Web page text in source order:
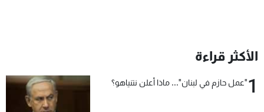
الأكثر قراءة
1"عمل حازم في لبنان"... ماذا أعلن نتنياهو؟
شاهد البرامج